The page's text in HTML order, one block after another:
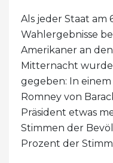
Als jeder Staat am
Wahlergebnisse
Amerikaner an
Mitternacht
gegeben: In
Romney von
Präsident etwas
Stimmen der
Prozent der